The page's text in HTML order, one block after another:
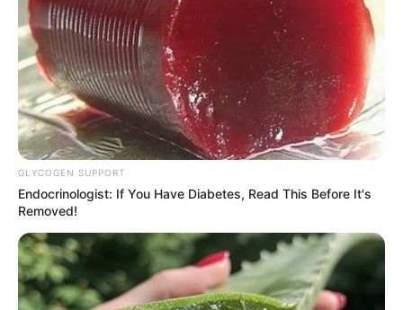
GLYCOGEN SUPPORT
Endocrinologist: If You Have Diabetes, Read This Before It's
Removed!